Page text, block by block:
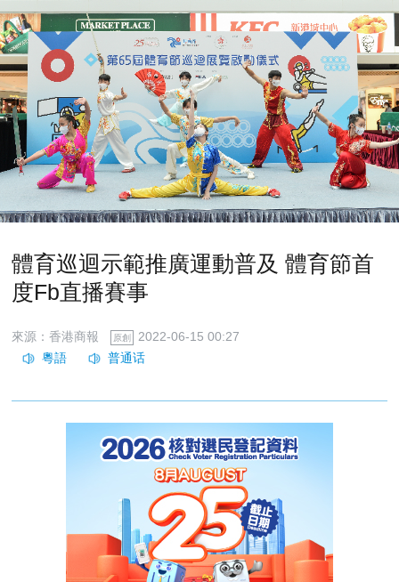
體育巡迴示範推廣運動普及 體育節首
度Fb直播賽事
來源：香港商報 原創 2022-06-15 00:27